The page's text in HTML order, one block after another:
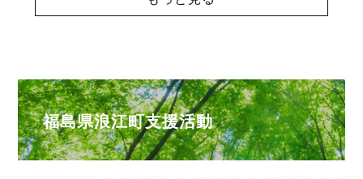
福島県浪江町支援活動